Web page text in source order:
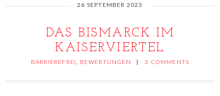
26 SEPTEMBER 2023
DAS BISMARCK IM
KAISERVIERTEL
BARRIEREFREI BEWERTUNGEN | 2 COMMENTS